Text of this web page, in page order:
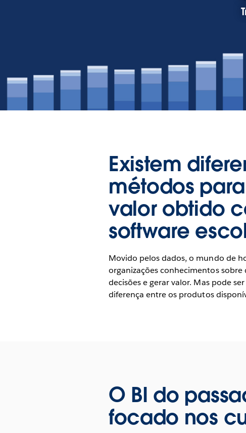
Existem
métodos
valor obtido
software
Movido pelos dados, o mundo de
organizações conhecimentos
decisões e gerar valor. Mas pode
diferença entre os produtos
O BI do
focado nos